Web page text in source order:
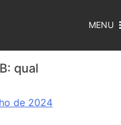
MENU
qual
de 2024